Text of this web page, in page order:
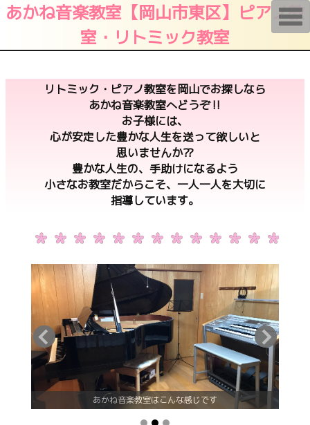
あかね音楽教室【岡山市東区】ピアノ教
室・リトミック教室
リトミック・ピアノ教室を岡山でお探しなら
あかね音楽教室へどうぞ‼︎
お子様には、
心が安定した豊かな人生を送って欲しいと
思いませんか⁇
豊かな人生の、手助けになるよう
小さなお教室だからこそ、一人一人を大切に
指導しています。
あかね音楽教室はこんな感じです
T
o
g
l